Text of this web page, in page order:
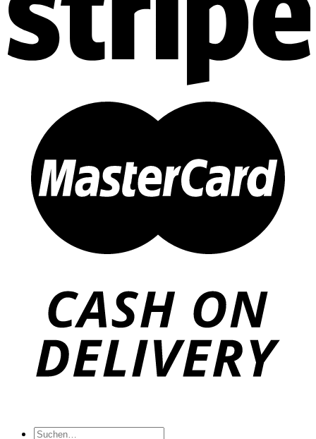
Suche